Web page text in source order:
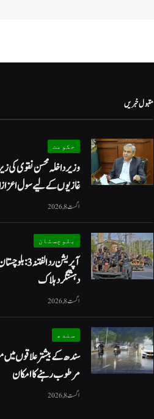
مقبول خبریں
حکومت
وزیرداخلہ محسن نقوی کی
غازیوں کے لیے سول
اگست 8, 2026
بلوچستان
دہشتگرد ہلاک
اگست 8, 2026
سندھ
سندھ کے بیشتر علاقوں
مرطوب رہنے کا امکان
اگست 8, 2026